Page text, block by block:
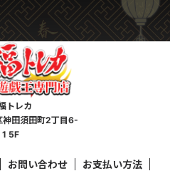
トレカ
神田須田町2丁目6-
1 5F
お問い合わせ お支払い方法